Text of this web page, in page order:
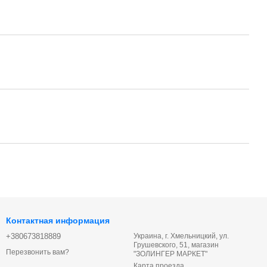
Контактная информация
+380673818889
Перезвонить вам?
Украина, г. Хмельницкий, ул.
Грушевского, 51, магазин
"ЗОЛИНГЕР МАРКЕТ"